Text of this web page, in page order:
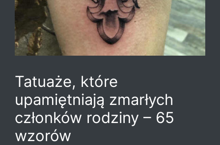
Tatuaże, które
upamiętniają zmarłych
członków rodziny – 65
wzorów